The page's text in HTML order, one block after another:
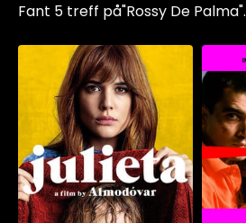
Fant 5 treff på"Rossy De Palma".